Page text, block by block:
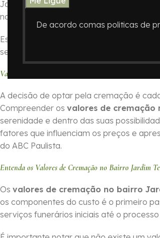
De acordo comas politicas de
Jardim Telma , ABC Paulista, o
nos procedimentos.
Este guia foi elaborado para oferecer
serviços do Crematório In Memoriam e
Valores de Cremação no Bairro Jardim Telma no
A decisão de optar pela cremação é
Compreender os valores de cremação
serenidade e dentro das suas
fatores que influenciam os preços e
do ABC Paulista.
Entenda os Valores de Cremação no Bairro Jardim
Os valores de cremação no bairro
os componentes do custo é o primeiro
serviços funerários iniciais até o